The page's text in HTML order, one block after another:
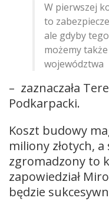
W pierwszej
to
ale gdyby
możemy
województwa
– zaznaczała
Podkarpacki.
Koszt budowy
miliony złotych,
zgromadzony to
zapowiedział
będzie